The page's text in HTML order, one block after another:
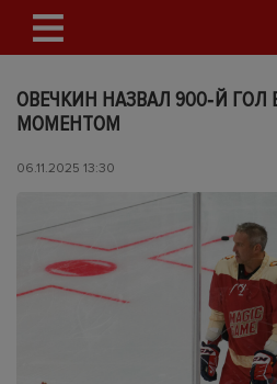
ОВЕЧКИН НАЗВАЛ 900‑Й
МОМЕНТОМ
06.11.2025 13:30